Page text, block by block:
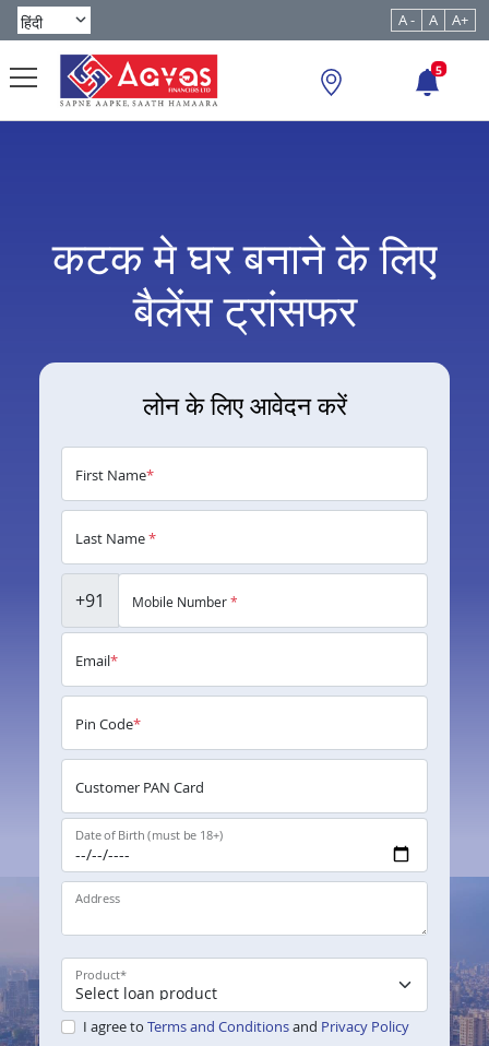
A - A A+
5
कटक मे घर बनाने के लिए
बैलेंस ट्रांसफर
लोन के लिए आवेदन करें
First Name*
Last Name*
+91 Mobile Number*
Email*
Pin Code*
Customer PAN Card
Date of Birth (must be 18+)
Address
Product*
I agree to Terms and Conditionsand Privacy Policy